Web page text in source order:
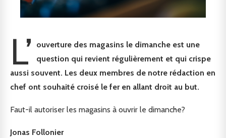
L’
ouverture des magasins le dimanche est une
question qui revient régulièrement et qui crispe
aussi souvent. Les deux membres de notre rédaction en
chef ont souhaité croisé le fer en allant droit au but.
Faut-il autoriser les magasins à ouvrir le dimanche?
Jonas Follonier